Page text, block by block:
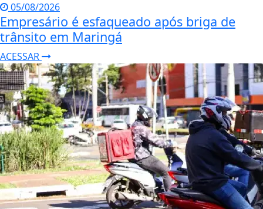
05/08/2026
Empresário é esfaqueado após briga de
trânsito em Maringá
ACESSAR